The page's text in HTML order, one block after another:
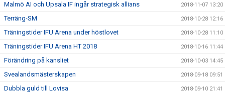
Malmö AI och Upsala IF ingår strategisk allians 2018-11-07 13:20
Terräng-SM 2018-10-28 12:16
Träningstider IFU Arena under höstlovet 2018-10-28 11:10
Träningstider IFU Arena HT 2018 2018-10-16 11:44
Förändring på kansliet 2018-10-03 14:45
Svealandsmästerskapen 2018-09-18 09:51
Dubbla guld till Lovisa 2018-09-10 21:41